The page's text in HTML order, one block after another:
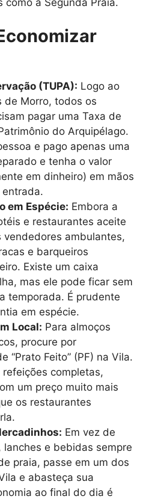
como a Segunda Praia.
(TUPA): Logo ao
de Morro, todos os
pagar uma Taxa de
do Arquipélago.
e pago apenas uma
e tenha o valor
em dinheiro) em mãos
entrada.
em Espécie: Embora a
e restaurantes aceite
vendedores ambulantes,
e barqueiros
Existe um caixa
mas ele pode ficar sem
temporada. É prudente
em espécie.
Local: Para almoços
procure por
“Prato Feito” (PF) na Vila.
refeições completas,
um preço muito mais
os restaurantes
Em vez de
lanches e bebidas sempre
praia, passe em um dos
e abasteça sua
ao final do dia é